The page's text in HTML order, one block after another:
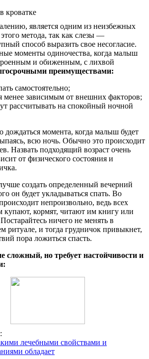
является одним из неизбежных
метода, так как слезы —
способ выразить свое несогласие.
моменты одиночества, когда малыш
и обиженным, с лихвой
преимуществами:
самостоятельно;
менее зависимым от внешних факторов;
рассчитывать на спокойный ночной
дождаться момента, когда малыш будет
всю ночь. Обычно это происходит
Назвать подходящий возраст очень
от физического состояния и
создать определенный вечерний
он будет укладываться спать. Во
непроизвольно, ведь всех
кормят, читают им книгу или
ничего не менять в
ритуале, и тогда грудничок привыкнет,
пора ложиться спасть.
сложный, но требует настойчивости и
лечебными свойствами и
обладает